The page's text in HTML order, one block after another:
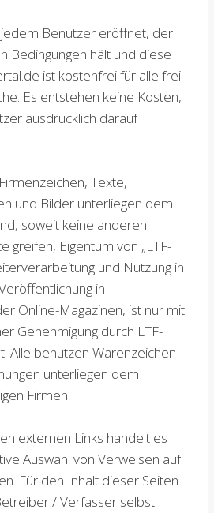
Benutzer eröffnet, der
Bedingungen hält und diese
ist kostenfrei für alle frei
Es entstehen keine Kosten,
ausdrücklich darauf
Texte,
und Bilder unterliegen dem
soweit keine anderen
greifen, Eigentum von „LTF-
und Nutzung in
in
Online-Magazinen, ist nur mit
Genehmigung durch LTF-
Alle benutzen Warenzeichen
unterliegen dem
Firmen.
externen Links handelt es
Auswahl von Verweisen auf
Für den Inhalt dieser Seiten
/ Verfasser selbst